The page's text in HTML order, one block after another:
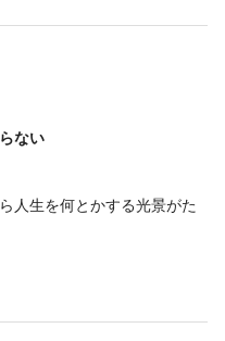
ない
人生を何とかする光景がた